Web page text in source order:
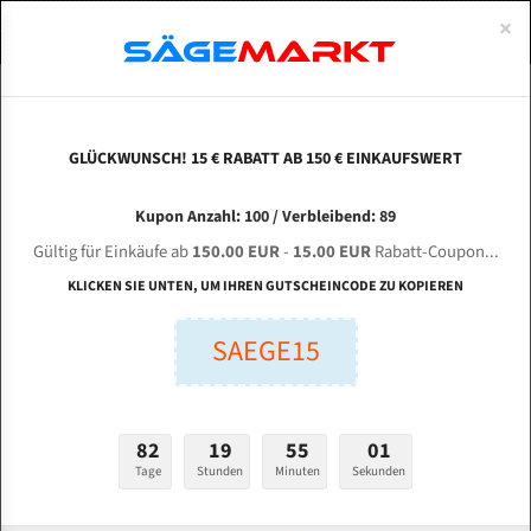
MASINI DE DEBITAT RTO 320 GLH für 4160 mm
Bi-Metall Bandsägeblätter
Länge (mm):
Stärken + Zahnteilung:
mm
ABOUTS
ENGLISH
Bi-Metall Meterware
Fleischerei Bandsägeblätter
Bandmesser Glatt Meterware
Konvex Meterware
×
GLÜCKWUNSCH! 15 € RABATT AB 150 € EINKAUFSWERT
Kupon Anzahl: 100 / Verbleibend: 89
Gültig für Einkäufe ab150.00 EUR- 15.00 EURRabatt-Coupon...
KLICKEN SIE UNTEN, UM IHREN GUTSCHEINCODE ZU KOPIEREN
SAEGE15
82
Tage
19
Stunden
55
Minuten
00
Sekunden